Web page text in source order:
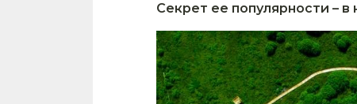
Секрет ее популярности –